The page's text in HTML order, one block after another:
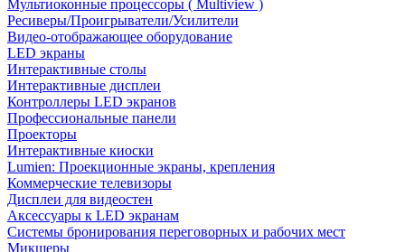
Мультиоконные процессоры ( Multiview )
Ресиверы/Проигрыватели/Усилители
Видео-отображающее оборудование
LED экраны
Интерактивные столы
Интерактивные дисплеи
Контроллеры LED экранов
Профессиональные панели
Проекторы
Интерактивные киоски
Lumien: Проекционные экраны, крепления
Коммерческие телевизоры
Дисплеи для видеостен
Аксессуары к LED экранам
Системы бронирования переговорных и рабочих мест
Микшеры